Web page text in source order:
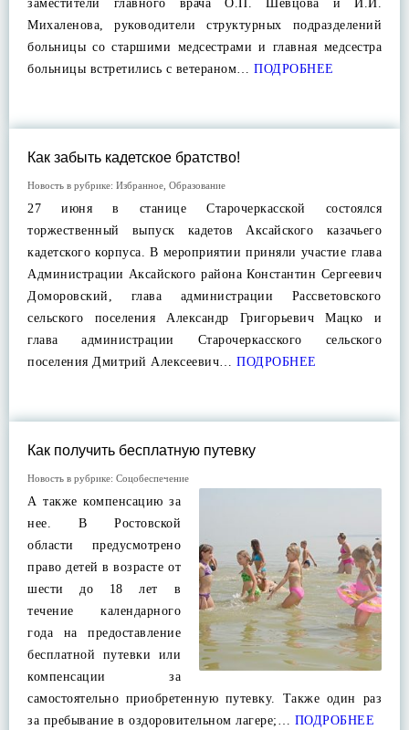
заместители главного врача О.П. Шевцова и И.И.
Михаленова, руководители структурных подразделений
больницы со старшими медсестрами и главная медсестра
больницы встретились с ветераном… ПОДРОБНЕЕ
Как забыть кадетское братство!
Новость в рубрике: Избранное Образование
27 июня в станице Старочеркасской состоялся
торжественный выпуск кадетов Аксайского казачьего
кадетского корпуса. В мероприятии приняли участие глава
Администрации Аксайского района Константин Сергеевич
Доморовский, глава администрации Рассветовского
сельского поселения Александр Григорьевич Мацко и
глава администрации Старочеркасского сельского
поселения Дмитрий Алексеевич… ПОДРОБНЕЕ
Как получить бесплатную путевку
Новость в рубрике: Соцобеспечение
А также компенсацию за
нее. В Ростовской
области предусмотрено
право детей в возрасте от
шести до 18 лет в
течение календарного
года на предоставление
бесплатной путевки или
компенсации за
самостоятельно приобретенную путевку. Также один раз
за пребывание в оздоровительном лагере;… ПОДРОБНЕЕ